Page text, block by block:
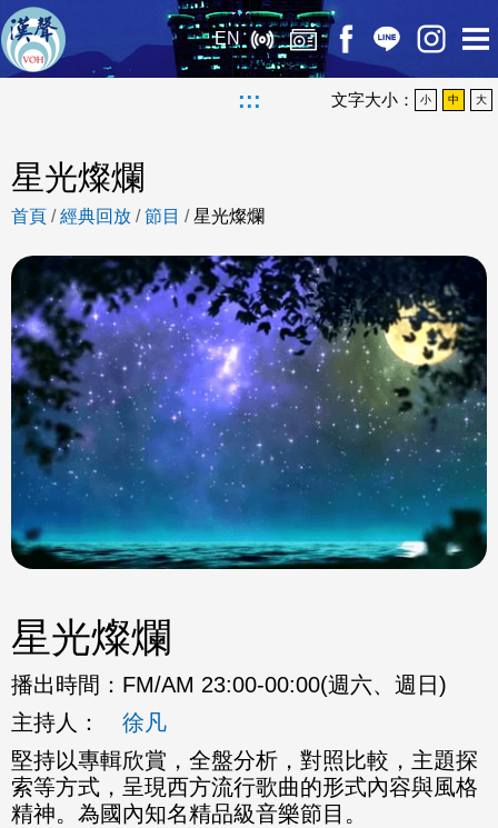
EN
::: 文字大小： 小 中 大
星光燦爛
首頁 /經典回放 /節目 /星光燦爛
星光燦爛
播出時間： FM/AM 23:00-00:00(週六、週日)
主持人：
徐凡
堅持以專輯欣賞，全盤分析，對照比較，主題探
索等方式，呈現西方流行歌曲的形式內容與風格
精神。為國內知名精品級音樂節目。